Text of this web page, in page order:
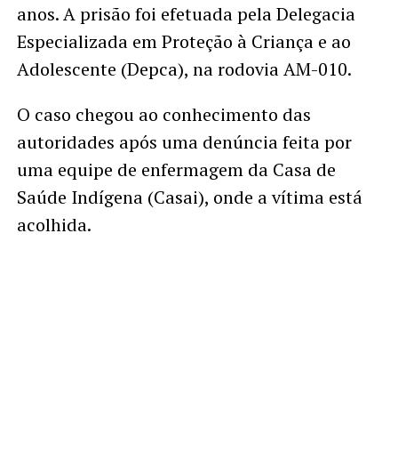
anos. A prisão foi efetuada pela Delegacia
Especializada em Proteção à Criança e ao
Adolescente (Depca), na rodovia AM-010.
O caso chegou ao conhecimento das
autoridades após uma denúncia feita por
uma equipe de enfermagem da Casa de
Saúde Indígena (Casai), onde a vítima está
acolhida.